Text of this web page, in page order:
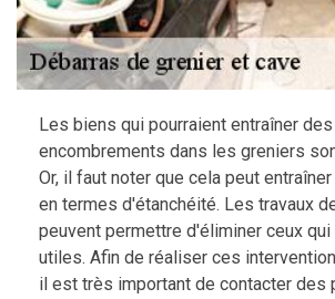
Les biens qui pourraient entraîner des
encombrements dans les greniers
Or, il faut noter que cela peut
en termes d'étanchéité. Les travaux
peuvent permettre d'éliminer ceux
utiles. Afin de réaliser ces
il est très important de contacter des